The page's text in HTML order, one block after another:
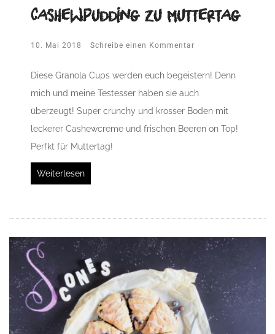
Cashewpudding zu Muttertag
10. Mai 2018 Schreibe einen Kommentar
Diese Granola Cups werden euch begeistern! Denn
mich und meine Testesser haben sie auch
überzeugt! Super crunchy und krosser Boden mit
leckerer Cashewcreme und frischen Beeren on Top!
Perfkt für Muttertag!
Weiterlesen